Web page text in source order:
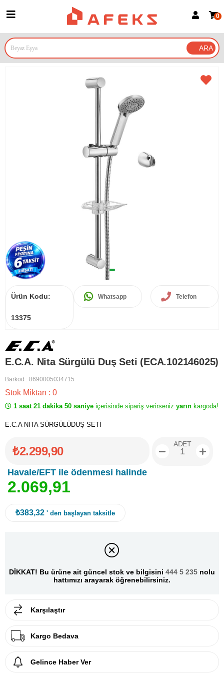
Google İle Bağlan
0
Ürün Kodu:
13375
Whatsapp Telefon
E.C.A. Nita Sürgülü Duş Seti (ECA.102146025)
Barkod : 8690005034715
Stok Miktarı : 0
1 saat 21 dakika 50 saniye içerisinde sipariş verirseniz yarın kargoda!
E.C.A NITA SÜRGÜLÜDUŞ SETİ
₺2.299,90
Havale/EFT ile ödenmesi halinde
2.069,91
ADET
₺383,32 ' den başlayan taksitle
DİKKAT! Bu ürüne ait güncel stok ve bilgisini 444 5 235 nolu
hattımızı arayarak öğrenebilirsiniz.
Karşılaştır
Kargo Bedava
Gelince Haber Ver